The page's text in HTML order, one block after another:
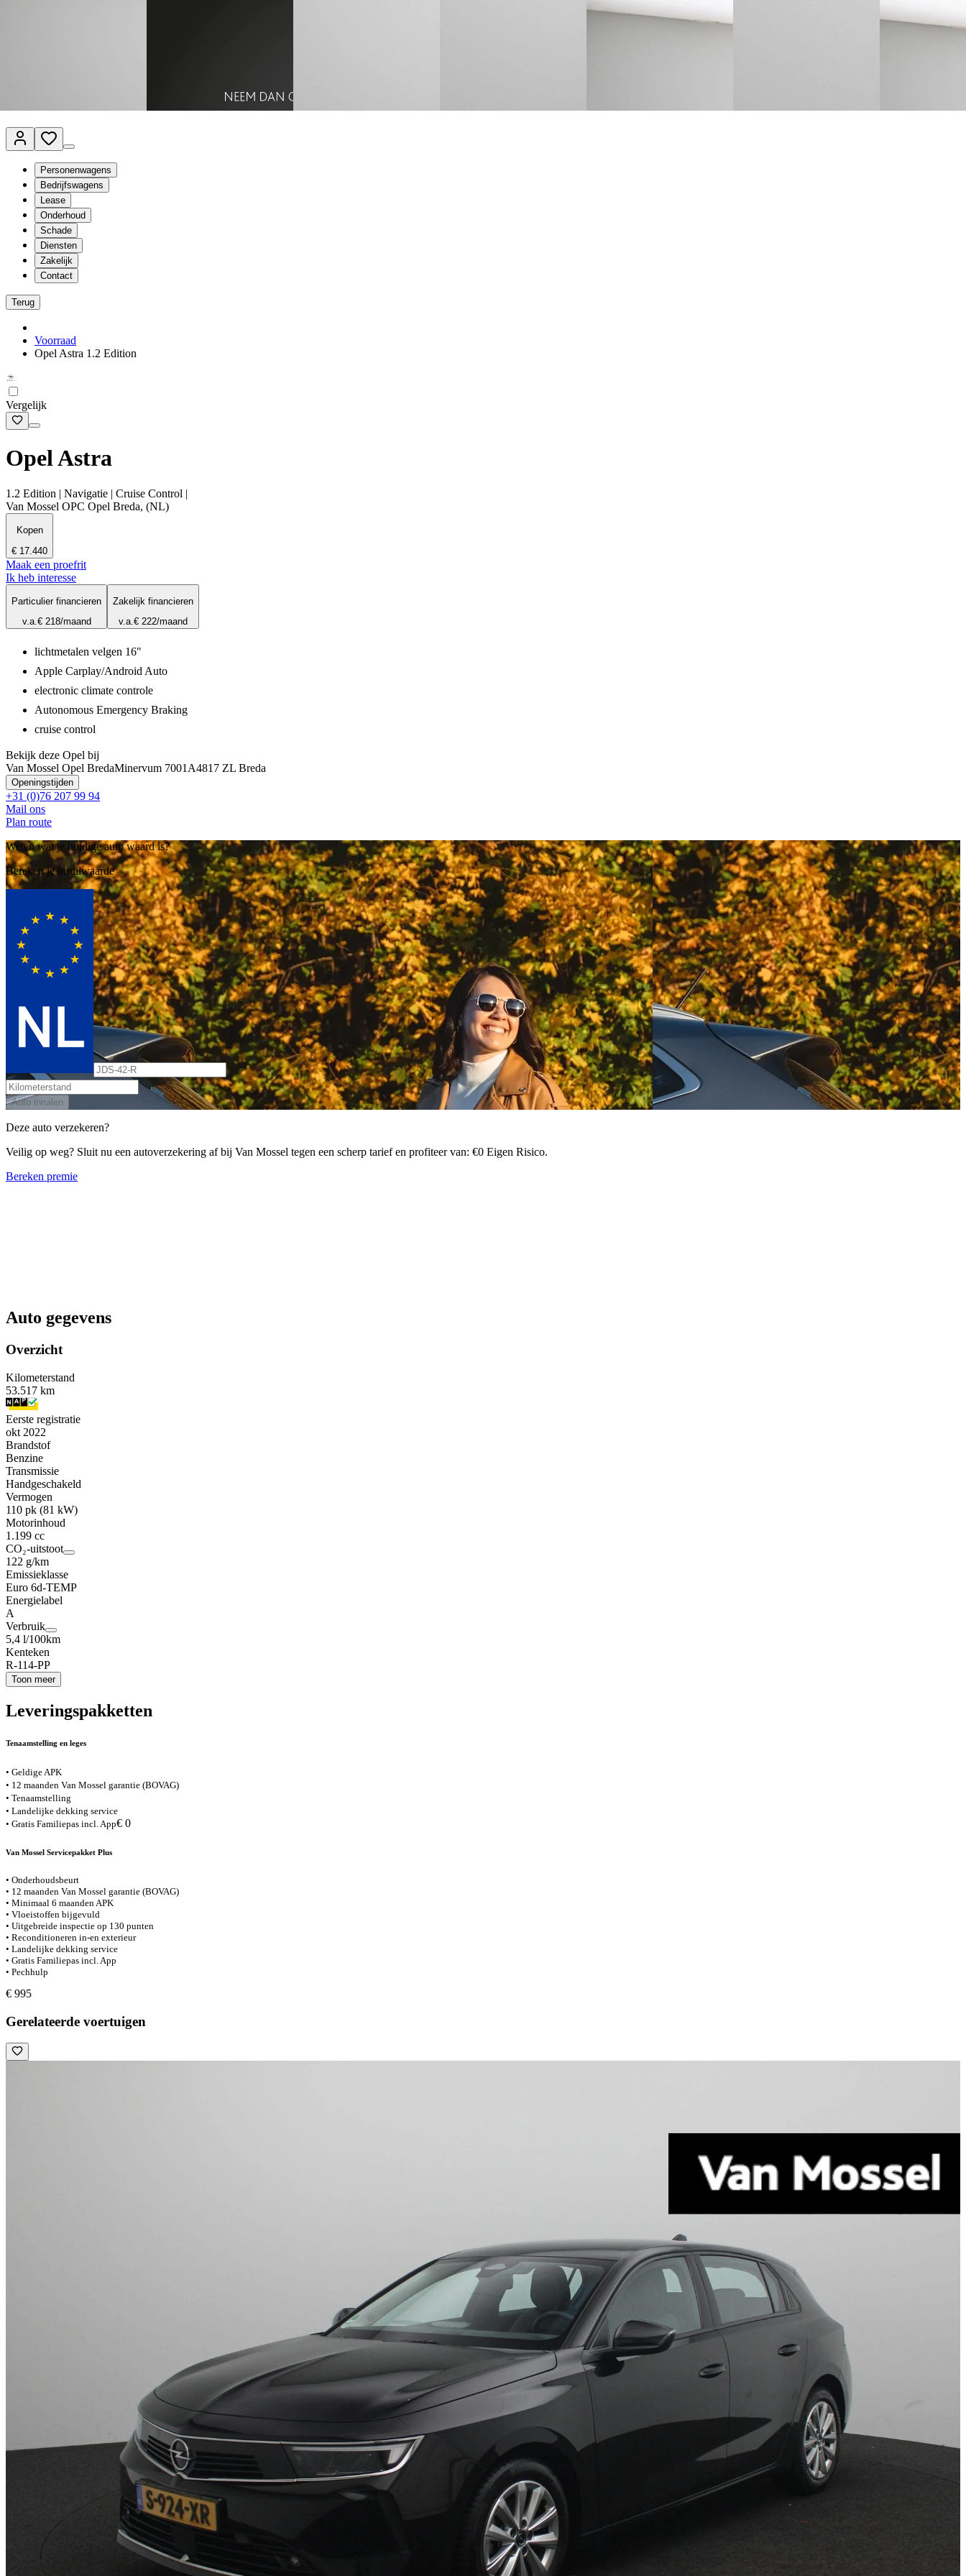
Personenwagens
Bedrijfswagens
Lease
Onderhoud
Schade
Diensten
Zakelijk
Contact
Terug
Voorraad
Opel Astra 1.2 Edition
Vergelijk
Opel Astra
1.2 Edition | Navigatie | Cruise Control |
Van Mossel OPC Opel Breda, (NL)
Kopen
€ 17.440
Maak een proefrit
Ik heb interesse
Particulier financieren
v.a.€ 218/maand
Zakelijk financieren
v.a.€ 222/maand
lichtmetalen velgen 16"
Apple Carplay/Android Auto
electronic climate controle
Autonomous Emergency Braking
cruise control
Bekijk deze Opel bij
Van Mossel Opel BredaMinervum 7001A4817 ZL Breda
Openingstijden
+31 (0)76 207 99 94
Mail ons
Plan route
Weten wat je huidige auto waard is?
Bereken je inruilwaarde
Auto inruilen
Deze auto verzekeren?
Veilig op weg? Sluit nu een autoverzekering af bij Van Mossel tegen een scherp tarief en profiteer van: €0 Eigen Risico.
Bereken premie
Auto gegevens
Overzicht
Kilometerstand
53.517 km
Eerste registratie
okt 2022
Brandstof
Benzine
Transmissie
Handgeschakeld
Vermogen
110 pk (81 kW)
Motorinhoud
1.199 cc
CO₂-uitstoot
122 g/km
Emissieklasse
Euro 6d-TEMP
Energielabel
A
Verbruik
5,4 l/100km
Kenteken
R-114-PP
Toon meer
Leveringspakketten
Tenaamstelling en leges
• Geldige APK
• 12 maanden Van Mossel garantie (BOVAG)
• Tenaamstelling
• Landelijke dekking service
• Gratis Familiepas incl. App€ 0
Van Mossel Servicepakket Plus
• Onderhoudsbeurt
• 12 maanden Van Mossel garantie (BOVAG)
• Minimaal 6 maanden APK
• Vloeistoffen bijgevuld
• Uitgebreide inspectie op 130 punten
• Reconditioneren in-en exterieur
• Landelijke dekking service
• Gratis Familiepas incl. App
• Pechhulp
€ 995
Gerelateerde voertuigen